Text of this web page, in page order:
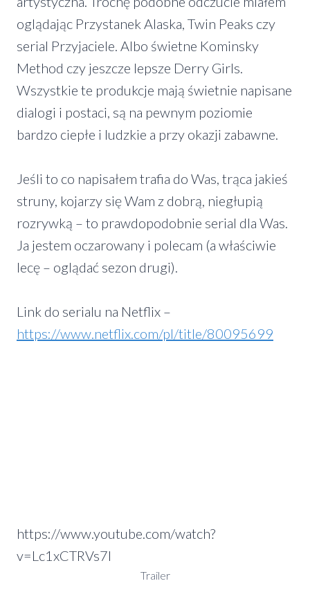
oglądając Przystanek Alaska, Twin Peaks czy
serial Przyjaciele. Albo świetne Kominsky
Method czy jeszcze lepsze Derry Girls.
Wszystkie te produkcje mają świetnie napisane
dialogi i postaci, są na pewnym poziomie
bardzo ciepłe i ludzkie a przy okazji zabawne.
Jeśli to co napisałem trafia do Was, trąca jakieś
struny, kojarzy się Wam z dobrą, niegłupią
rozrywką – to prawdopodobnie serial dla Was.
Ja jestem oczarowany i polecam (a właściwie
lecę – oglądać sezon drugi).
Link do serialu na Netflix –
https://www.netflix.com/pl/title/80095699
https://www.youtube.com/watch?
v=Lc1xCTRVs7I
Trailer